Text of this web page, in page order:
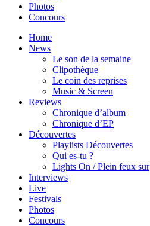
Photos
Concours
Home
News
Le son de la semaine
Clipothèque
Le coin des reprises
Music & Screen
Reviews
Chronique d’album
Chronique d’EP
Découvertes
Playlists Découvertes
Qui es-tu ?
Lights On / Plein feux sur
Interviews
Live
Festivals
Photos
Concours